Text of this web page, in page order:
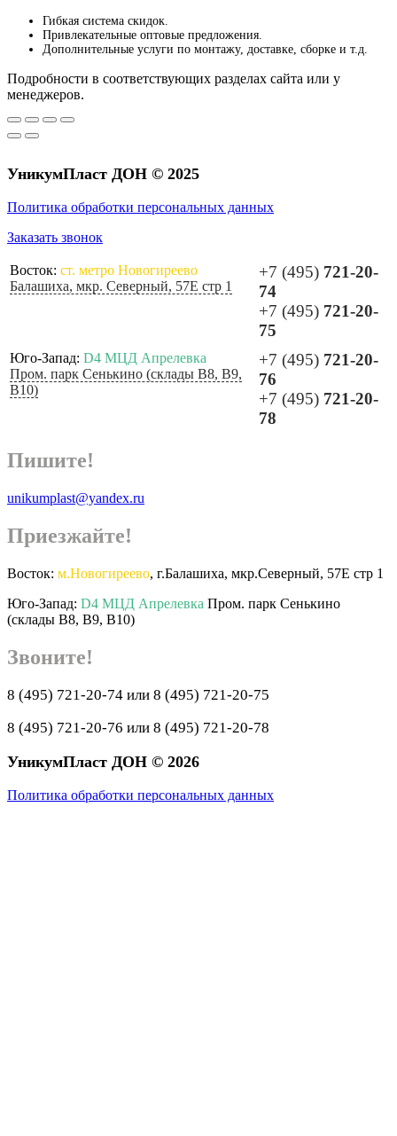
Гибкая система скидок.
Привлекательные оптовые предложения.
Дополнительные услуги по монтажу, доставке, сборке и т.д.
Подробности в соответствующих разделах сайта или у
менеджеров.
УникумПласт ДОН © 2025
Политика обработки персональных данных
Заказать звонок
Восток: ст. метро Новогиреево
Балашиха, мкр. Северный, 57Е стр 1
+7 (495) 721-20-
74
+7 (495) 721-20-
75
Юго-Запад: D4 МЦД Апрелевка
Пром. парк Сенькино (склады B8, B9,
B10)
+7 (495) 721-20-
76
+7 (495) 721-20-
78
Пишите!
unikumplast@yandex.ru
Приезжайте!
Восток: м.Новогиреево, г.Балашиха, мкр.Северный, 57Е стр 1
Юго-Запад: D4 МЦД Апрелевка Пром. парк Сенькино
(склады B8, B9, B10)
Звоните!
8 (495) 721-20-74 или 8 (495) 721-20-75
8 (495) 721-20-76 или 8 (495) 721-20-78
УникумПласт ДОН © 2026
Политика обработки персональных данных